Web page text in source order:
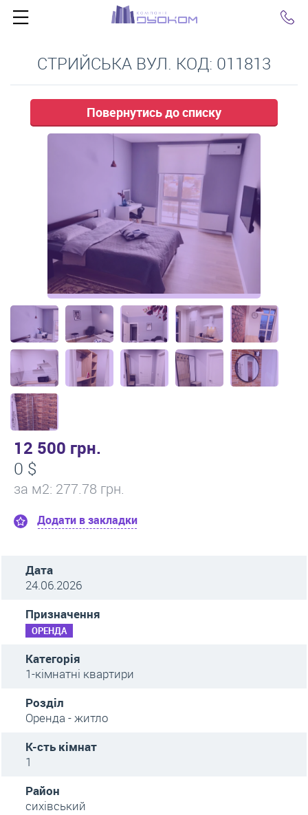
СТРИЙСЬКА ВУЛ. КОД: 011813
Повернутись до списку
12 500 грн.
0 $
за м2: 277.78 грн.
Додати в закладки
Дата
24.06.2026
Призначення
ОРЕНДА
Категорія
1-кімнатні квартири
Розділ
Оренда - житло
К-сть кімнат
1
Район
сихівський